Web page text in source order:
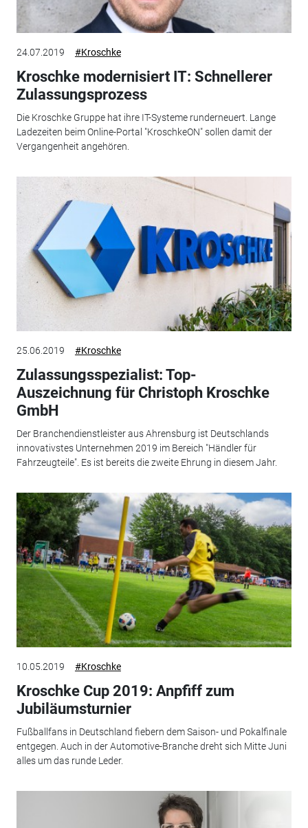
24.07.2019 #Kroschke
Kroschke modernisiert IT: Schnellerer
Zulassungsprozess
Die Kroschke Gruppe hat ihre IT-Systeme runderneuert. Lange
Ladezeiten beim Online-Portal "KroschkeON" sollen damit der
Vergangenheit angehören.
25.06.2019 #Kroschke
Zulassungsspezialist: Top-
Auszeichnung für Christoph Kroschke
GmbH
Der Branchendienstleister aus Ahrensburg ist Deutschlands
innovativstes Unternehmen 2019 im Bereich "Händler für
Fahrzeugteile". Es ist bereits die zweite Ehrung in diesem Jahr.
10.05.2019 #Kroschke
Kroschke Cup 2019: Anpfiff zum
Jubiläumsturnier
Fußballfans in Deutschland fiebern dem Saison- und Pokalfinale
entgegen. Auch in der Automotive-Branche dreht sich Mitte Juni
alles um das runde Leder.